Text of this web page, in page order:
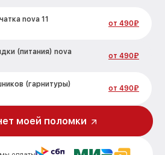
nova 11
от 490₽
(питания) nova
от 490₽
(гарнитуры)
от 490₽
11 Huawei
моей поломки